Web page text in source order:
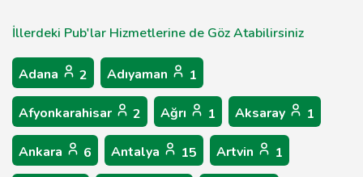
İllerdeki Pub'lar Hizmetlerine de Göz Atabilirsiniz
Adana 2 Adıyaman 1
Afyonkarahisar 2 Ağrı 1 Aksaray 1
Ankara 6 Antalya 15 Artvin 1